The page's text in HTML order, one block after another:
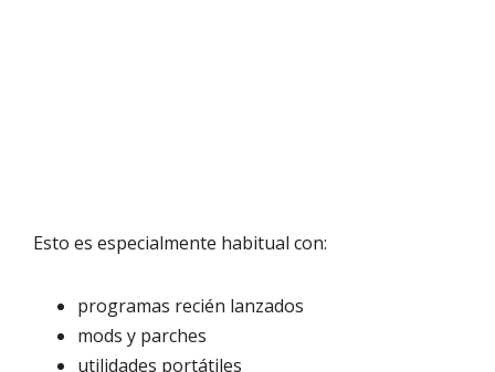
Esto es especialmente habitual con:
programas recién lanzados
mods y parches
utilidades portátiles